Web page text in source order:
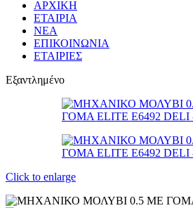
ΑΡΧΙΚΗ
ΕΤΑΙΡΙΑ
ΝΕΑ
ΕΠΙΚΟΙΝΩΝΙΑ
ΕΤΑΙΡΙΕΣ
Εξαντλημένο
Click to enlarge